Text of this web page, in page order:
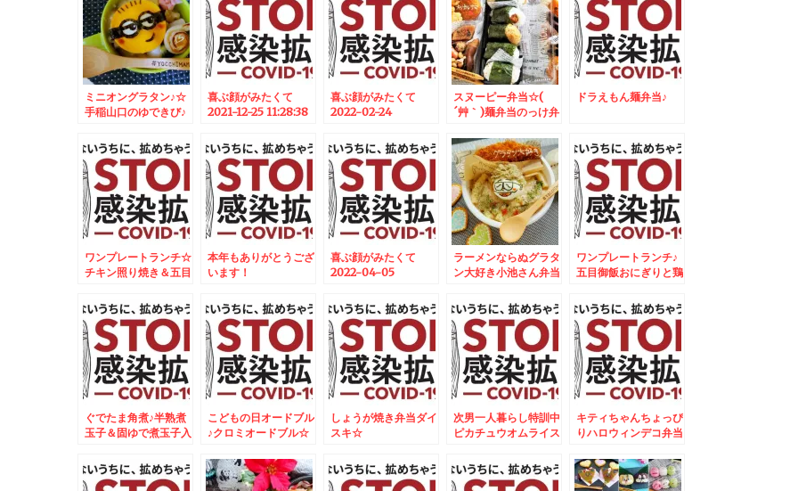
ミニオングラタン♪☆
手稲山口のゆできび♪
喜ぶ顔がみたくて
2021-12-25 11:28:38
喜ぶ顔がみたくて
2022-02-24
スヌーピー弁当☆(
´艸｀)麺弁当のっけ弁
ドラえもん麺弁当♪
ワンプレートランチ☆
チキン照り焼き＆五目
ート☆
本年もありがとうござ
います！
喜ぶ顔がみたくて
2022-04-05
ラーメンならぬグラタ
ン大好き小池さん弁当
ワンプレートランチ♪
五目御飯おにぎりと鶏
ぐでたま角煮♪半熟煮
玉子＆固ゆで煮玉子入
こどもの日オードブル
♪クロミオードブル☆
しょうが焼き弁当ダイ
スキ☆
次男一人暮らし特訓中
ピカチュウオムライス
キティちゃんちょっぴ
りハロウィンデコ弁当
HORAI肉まん祭り☆